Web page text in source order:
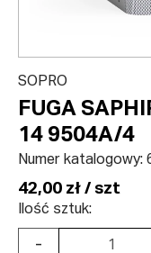
SOPRO
FUGA
14 9504A/4
Numer katalogowy:
42,00 zł / szt
Ilość sztuk:
-